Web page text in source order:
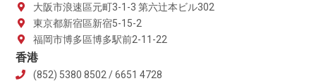
大阪市浪速區元町3-1-3 第六辻本ビル302
東京都新宿區新宿5-15-2
福岡市博多區博多駅前2-11-22
香港
(852) 5380 8502 / 6651 4728